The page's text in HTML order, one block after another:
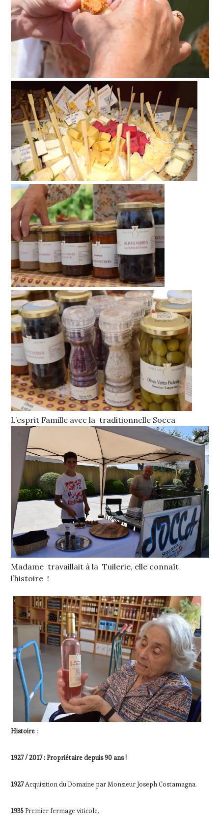
L’esprit Famille avec la traditionnelle Socca
Madame travaillait à la Tuilerie, elle connaît
l’histoire !
Histoire :
1927 / 2017 : Propriétaire depuis 90 ans !
1927Acquisition du Domaine par Monsieur Joseph Costamagna.
1935 Premier fermage viticole.